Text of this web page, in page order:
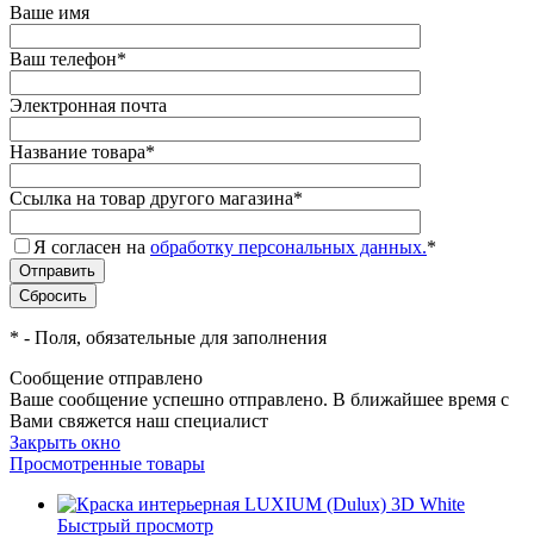
Ваше имя
Ваш телефон*
Электронная почта
Название товара*
Ссылка на товар другого магазина*
Я согласен на обработку персональных данных.*
* - Поля, обязательные для заполнения
Сообщение отправлено
Ваше сообщение успешно отправлено. В ближайшее время с
Вами свяжется наш специалист
Закрыть окно
Просмотренные товары
Быстрый просмотр